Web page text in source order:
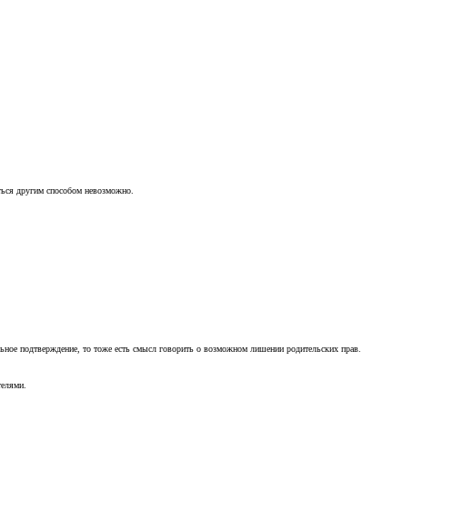
другим способом невозможно.
подтверждение, то тоже есть смысл говорить о возможном лишении родительских прав.